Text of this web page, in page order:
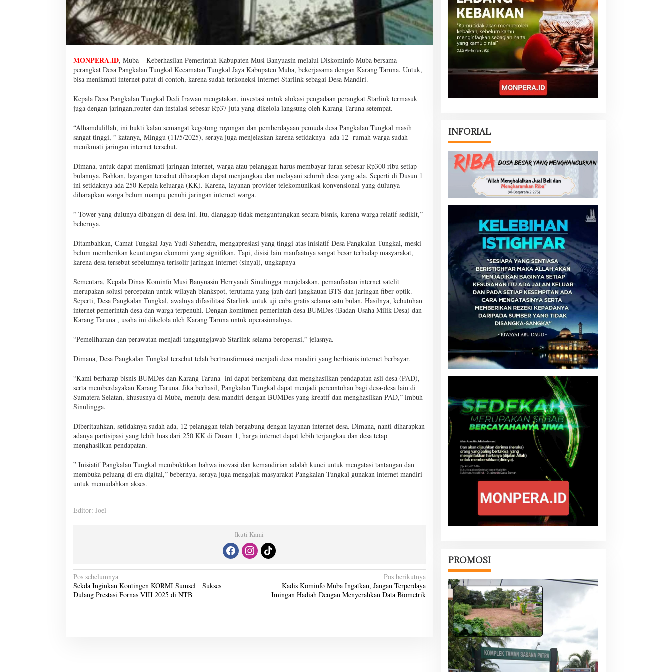
MONPERA.ID, Muba – Keberhasilan Pemerintah Kabupaten Musi Banyuasin melalui Diskominfo Muba bersama
perangkat Desa Pangkalan Tungkal Kecamatan Tungkal Jaya Kabupaten Muba, bekerjasama dengan Karang Taruna. Untuk,
bisa menikmati internet patut di contoh, karena sudah terkoneksi internet Starlink sebagai Desa Mandiri.
Kepala Desa Pangkalan Tungkal Dedi Irawan mengatakan, investasi untuk alokasi pengadaan perangkat Starlink termasuk
juga dengan jaringan,router dan instalasi sebesar Rp37 juta yang dikelola langsung oleh Karang Taruna setempat.
“Alhamdulillah, ini bukti kalau semangat kegotong royongan dan pemberdayaan pemuda desa Pangkalan Tungkal masih
sangat tinggi, ” katanya, Minggu (11/5/2025), seraya juga menjelaskan karena setidaknya ada 12 rumah warga sudah
menikmati jaringan internet tersebut.
Dimana, untuk dapat menikmati jaringan internet, warga atau pelanggan harus membayar iuran sebesar Rp300 ribu setiap
bulannya. Bahkan, layangan tersebut diharapkan dapat menjangkau dan melayani seluruh desa yang ada. Seperti di Dusun 1
ini setidaknya ada 250 Kepala keluarga (KK). Karena, layanan provider telekomunikasi konvensional yang dulunya
diharapkan warga belum mampu penuhi jaringan internet warga.
” Tower yang dulunya dibangun di desa ini. Itu, dianggap tidak menguntungkan secara bisnis, karena warga relatif sedikit,”
bebernya.
Ditambahkan, Camat Tungkal Jaya Yudi Suhendra, mengapresiasi yang tinggi atas inisiatif Desa Pangkalan Tungkal, meski
belum memberikan keuntungan ekonomi yang signifikan. Tapi, disisi lain manfaatnya sangat besar terhadap masyarakat,
karena desa tersebut sebelumnya terisolir jaringan internet (sinyal), ungkapnya
Sementara, Kepala Dinas Kominfo Musi Banyuasin Herryandi Sinulingga menjelaskan, pemanfaatan internet satelit
merupakan solusi percepatan untuk wilayah blankspot, terutama yang jauh dari jangkauan BTS dan jaringan fiber optik.
Seperti, Desa Pangkalan Tungkal, awalnya difasilitasi Starlink untuk uji coba gratis selama satu bulan. Hasilnya, kebutuhan
internet pemerintah desa dan warga terpenuhi. Dengan komitmen pemerintah desa BUMDes (Badan Usaha Milik Desa) dan
Karang Taruna , usaha ini dikelola oleh Karang Taruna untuk operasionalnya.
“Pemeliharaan dan perawatan menjadi tanggungjawab Starlink selama beroperasi,” jelasnya.
Dimana, Desa Pangkalan Tungkal tersebut telah bertransformasi menjadi desa mandiri yang berbisnis internet berbayar.
“Kami berharap bisnis BUMDes dan Karang Taruna ini dapat berkembang dan menghasilkan pendapatan asli desa (PAD),
serta memberdayakan Karang Taruna. Jika berhasil, Pangkalan Tungkal dapat menjadi percontohan bagi desa-desa lain di
Sumatera Selatan, khususnya di Muba, menuju desa mandiri dengan BUMDes yang kreatif dan menghasilkan PAD,” imbuh
Sinulingga.
Diberitauhkan, setidaknya sudah ada, 12 pelanggan telah bergabung dengan layanan internet desa. Dimana, nanti diharapkan
adanya partisipasi yang lebih luas dari 250 KK di Dusun 1, harga internet dapat lebih terjangkau dan desa tetap
menghasilkan pendapatan.
” Inisiatif Pangkalan Tungkal membuktikan bahwa inovasi dan kemandirian adalah kunci untuk mengatasi tantangan dan
membuka peluang di era digital,” bebernya, seraya juga mengajak masyarakat Pangkalan Tungkal gunakan internet mandiri
untuk memudahkan akses.
Editor: Joel
Ikuti Kami
N
a
Pos sebelumnya
Sekda Inginkan Kontingen KORMI Sumsel Sukses
Dulang Prestasi Fornas VIII 2025 di NTB
Pos berikutnya
Kadis Kominfo Muba Ingatkan, Jangan Terperdaya
Imingan Hadiah Dengan Menyerahkan Data Biometrik
INFORIAL
PROMOSI